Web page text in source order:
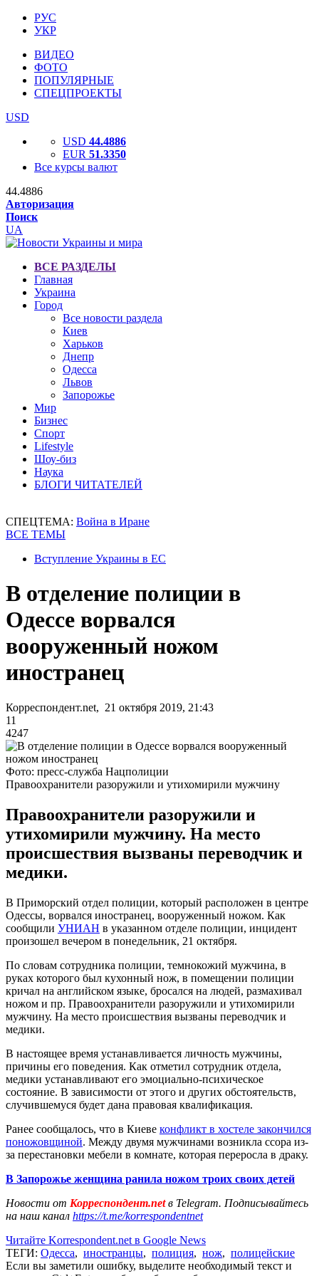
РУС
УКР
ВИДЕО
ФОТО
ПОПУЛЯРНЫЕ
СПЕЦПРОЕКТЫ
USD
USD 44.4886
EUR 51.3350
Все курсы валют
44.4886
Авторизация
Поиск
UA
ВСЕ РАЗДЕЛЫ
Главная
Украина
Город
Все новости раздела
Киев
Харьков
Днепр
Одесса
Львов
Запорожье
Мир
Бизнес
Спорт
Lifestyle
Шоу-биз
Наука
БЛОГИ ЧИТАТЕЛЕЙ
СПЕЦТЕМА: Война в Иране
ВСЕ ТЕМЫ
Вступление Украины в ЕС
В отделение полиции в
Одессе ворвался
вооруженный ножом
иностранец
Корреспондент.net, 21 октября 2019, 21:43
11
4247
Фото: пресс-служба Нацполиции
Правоохранители разоружили и утихомирили мужчину
Правоохранители разоружили и
утихомирили мужчину. На место
происшествия вызваны переводчик и
медики.
В Приморский отдел полиции, который расположен в центре
Одессы, ворвался иностранец, вооруженный ножом. Как
сообщили УНИАН в указанном отделе полиции, инцидент
произошел вечером в понедельник, 21 октября.
По словам сотрудника полиции, темнокожий мужчина, в
руках которого был кухонный нож, в помещении полиции
кричал на английском языке, бросался на людей, размахивал
ножом и пр. Правоохранители разоружили и утихомирили
мужчину. На место происшествия вызваны переводчик и
медики.
В настоящее время устанавливается личность мужчины,
причины его поведения. Как отметил сотрудник отдела,
медики устанавливают его эмоциально-психическое
состояние. В зависимости от этого и других обстоятельств,
случившемуся будет дана правовая квалификация.
Ранее сообщалось, что в Киеве конфликт в хостеле закончился
поножовщиной. Между двумя мужчинами возникла ссора из-
за перестановки мебели в комнате, которая переросла в драку.
В Запорожье женщина ранила ножом троих своих детей
Новости от Корреспондент.netв Telegram. Подписывайтесь
на наш канал https://t.me/korrespondentnet
Читайте Korrespondent.net в Google News
ТЕГИ: Одесса, иностранцы, полиция, нож, полицейские
Если вы заметили ошибку, выделите необходимый текст и